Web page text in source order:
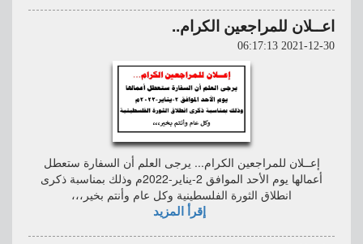
اعــلان للمراجعين الكرام..
2021-12-30 06:17:13
إعــلان للمراجعين الكرام... يرجى العلم أن السفارة ستعطل
أعمالها يوم الأحد الموافق 2-يناير-2022م وذلك بمناسبة ذكرى
انطلاق الثورة الفلسطينية وكل عام وأنتم بخير،،،
إقرأ المزيد